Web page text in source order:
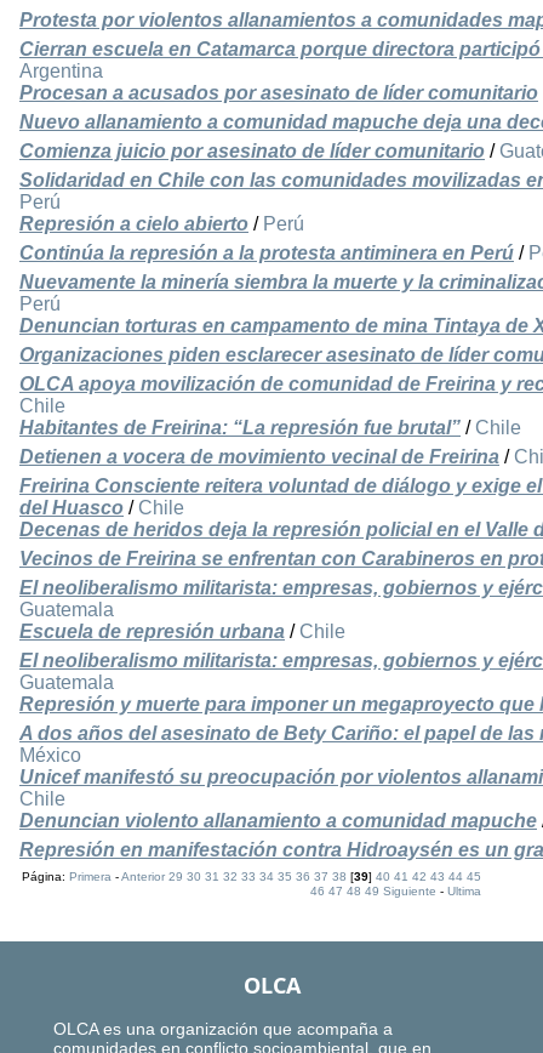
Protesta por violentos allanamientos a comunidades
Cierran escuela en Catamarca porque directora
Argentina
Procesan a acusados por asesinato de líder comunitario
Nuevo allanamiento a comunidad mapuche deja una
Comienza juicio por asesinato de líder comunitario /
Solidaridad en Chile con las comunidades movilizadas
Perú
Represión a cielo abierto / Perú
Continúa la represión a la protesta antiminera en Perú /
Nuevamente la minería siembra la muerte y la
Perú
Denuncian torturas en campamento de mina Tintaya de
Organizaciones piden esclarecer asesinato de líder
OLCA apoya movilización de comunidad de Freirina y
Chile
Habitantes de Freirina: “La represión fue brutal” / Chile
Detienen a vocera de movimiento vecinal de Freirina /
Freirina Consciente reitera voluntad de diálogo y exige
del Huasco / Chile
Decenas de heridos deja la represión policial en el Valle
Vecinos de Freirina se enfrentan con Carabineros en
El neoliberalismo militarista: empresas, gobiernos y
Guatemala
Escuela de represión urbana / Chile
El neoliberalismo militarista: empresas, gobiernos y
Guatemala
Represión y muerte para imponer un megaproyecto que
A dos años del asesinato de Bety Cariño: el papel de
México
Unicef manifestó su preocupación por violentos
Chile
Denuncian violento allanamiento a comunidad mapuche
Represión en manifestación contra Hidroaysén es un
Página:Primera -Anterior 29 30 31 32 33 34 35 36 37 38 [39]40 41 42 43 44 45
46 47 48 49 Siguiente -Ultima
OLCA
OLCA es una organización que acompaña a
comunidades en conflicto socioambiental, que en